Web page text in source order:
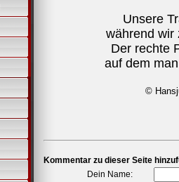
Unsere
während wir
Der rechte
auf dem
©
Kommentar zu dieser Seite
Dein Name: